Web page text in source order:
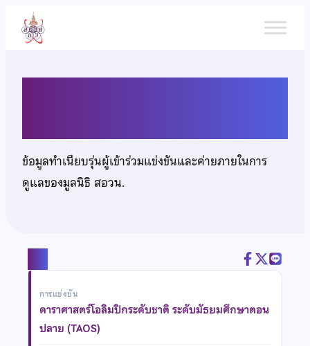
เนื้อหา
ข้อมูลทำเนียบรุ่นผู้เข้าร่วมแข่งขันและค่ายภายในการ
ดูแลของมูลนิธิ สอวน.
การแข่งขัน
ดาราศาสตร์โอลิมปิกระดับชาติ ระดับมัธยมศึกษาตอน
ปลาย (TAOS)